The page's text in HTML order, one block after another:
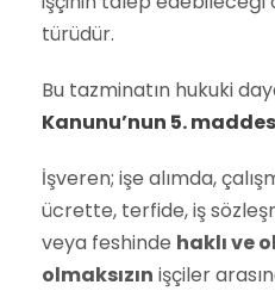
türüdür.
Bu tazminatın hukuki
Kanunu’nun 5.
İşveren; işe alımda,
ücrette, terfide, iş
veya feshinde haklı ve
olmaksızın işçiler